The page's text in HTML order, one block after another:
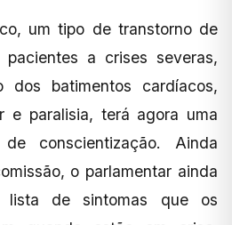
um tipo de transtorno de
a crises severas,
dos batimentos cardíacos,
e paralisia, terá agora uma
conscientização. Ainda
o parlamentar ainda
lista de sintomas que os